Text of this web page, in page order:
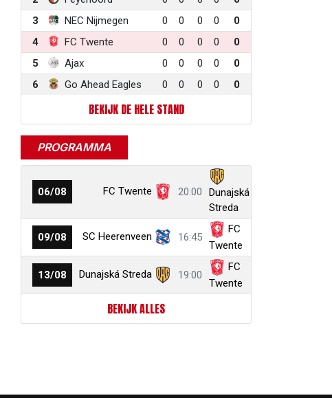
3
NEC Nijmegen 0 0 0 0
0
4
FC Twente 0 0 0 0
0
5
Ajax 0 0 0 0
0
6
Go Ahead Eagles 0 0 0 0 0
BEKIJK DE HELE STAND
PROGRAMMA
06/08 FC Twente 20:00
Dunajská
Streda
09/08 SC Heerenveen 16:45
FC
Twente
13/08 Dunajská Streda 19:00
FC
Twente
BEKIJK ALLES